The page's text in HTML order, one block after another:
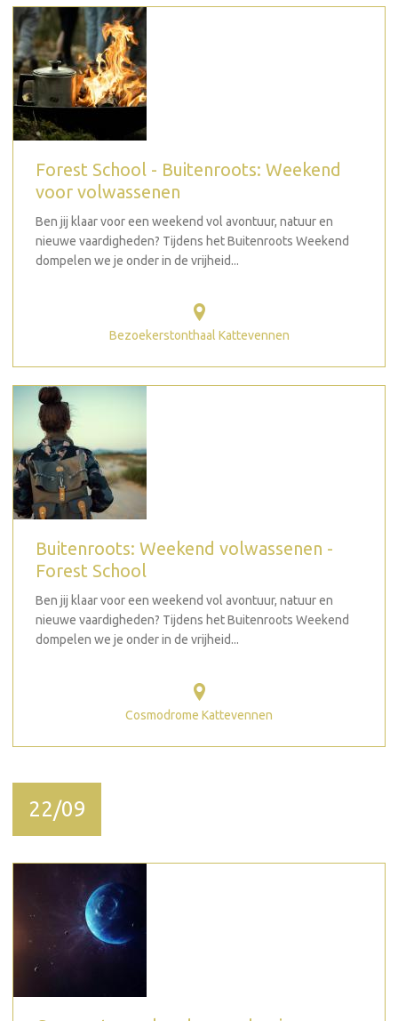
Forest School - Buitenroots: Weekend
voor volwassenen
Ben jij klaar voor een weekend vol avontuur, natuur en
nieuwe vaardigheden? Tijdens het Buitenroots Weekend
dompelen we je onder in de vrijheid...
Bezoekerstonthaal Kattevennen
Buitenroots: Weekend volwassenen -
Forest School
Ben jij klaar voor een weekend vol avontuur, natuur en
nieuwe vaardigheden? Tijdens het Buitenroots Weekend
dompelen we je onder in de vrijheid...
Cosmodrome Kattevennen
22/09